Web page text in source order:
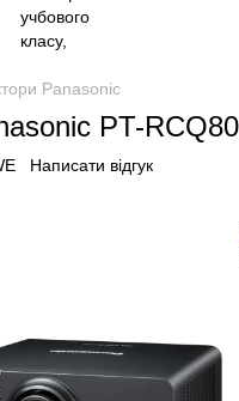
Panasonic
PT-
Написати відгук